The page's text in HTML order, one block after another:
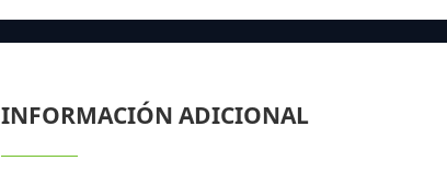
INFORMACIÓN ADICIONAL